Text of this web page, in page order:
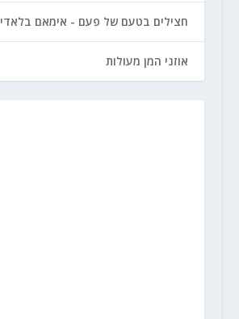
חצילים בטעם של פעם - אימאם בלאדי
אוזני המן מעולות